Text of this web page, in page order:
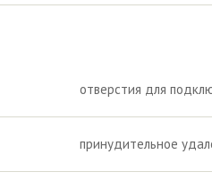
отверстия для
принудительное